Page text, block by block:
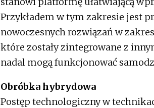
Przykładem w tym zakresie jest
nowoczesnych rozwiązań w
które zostały zintegrowane z
nadal mogą funkcjonować
Obróbka hybrydowa
Postęp technologiczny w